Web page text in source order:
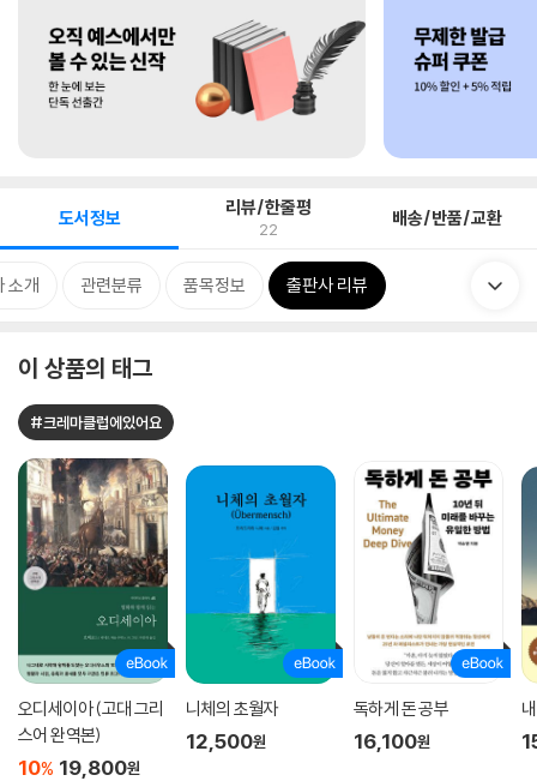
도서정보 리뷰/한줄평
22 배송/반품/교환
소개 관련분류 품목정보 출판사 리뷰
이 상품의 태그
#크레마클럽에있어요
오디세이아 (고대 그리
스어 완역본)
10% 19,800원
니체의 초월자
12,500원
독하게 돈 공부
16,100원